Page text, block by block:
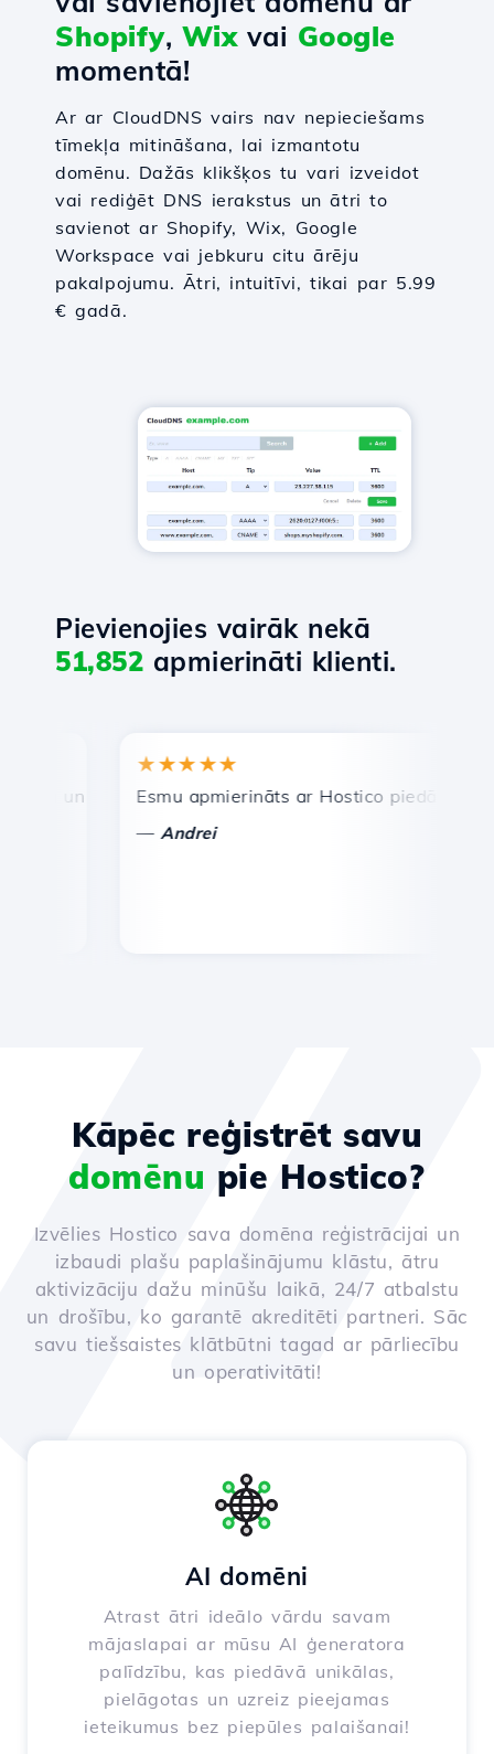
Shopify, Wixvai Google
momentā!
Ar ar CloudDNS vairs nav nepieciešams
tīmekļa mitināšana, lai izmantotu
domēnu. Dažās klikšķos tu vari izveidot
vai rediģēt DNS ierakstus un ātri to
savienot ar Shopify, Wix, Google
Workspace vai jebkuru citu ārēju
pakalpojumu. Ātri, intuitīvi, tikai par 5.99
€ gadā.
Pievienojies vairāk nekā
51,852 apmierināti klienti.
un efektīva tehniskā atbalsta dienests.
★★★★★
Esmu apmierināts ar Hostico piedāvātajiem
Andrei
Kāpēc reģistrēt savu
domēnu pie Hostico?
Izvēlies Hostico sava domēna reģistrācijai un
izbaudi plašu paplašinājumu klāstu, ātru
aktivizāciju dažu minūšu laikā, 24/7 atbalstu
un drošību, ko garantē akreditēti partneri. Sāc
savu tiešsaistes klātbūtni tagad ar pārliecību
un operativitāti!
AI domēni
Atrast ātri ideālo vārdu savam
mājaslapai ar mūsu AI ģeneratora
palīdzību, kas piedāvā unikālas,
pielāgotas un uzreiz pieejamas
ieteikumus bez piepūles palaišanai!